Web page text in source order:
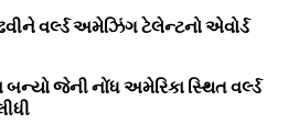
વર્લ્ડ અમેઝિંગ ટેલેન્ટનો એવોર્ડ
બન્યો જેની નોંધ અમેરિકા સ્થિત વર્લ્ડ